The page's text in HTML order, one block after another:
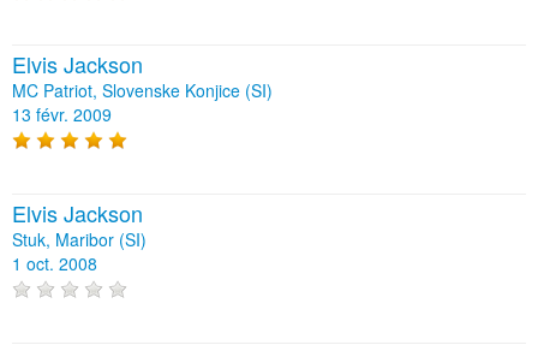
Elvis Jackson
MC Patriot, Slovenske Konjice (SI)
13 févr. 2009
Elvis Jackson
Stuk, Maribor (SI)
1 oct. 2008